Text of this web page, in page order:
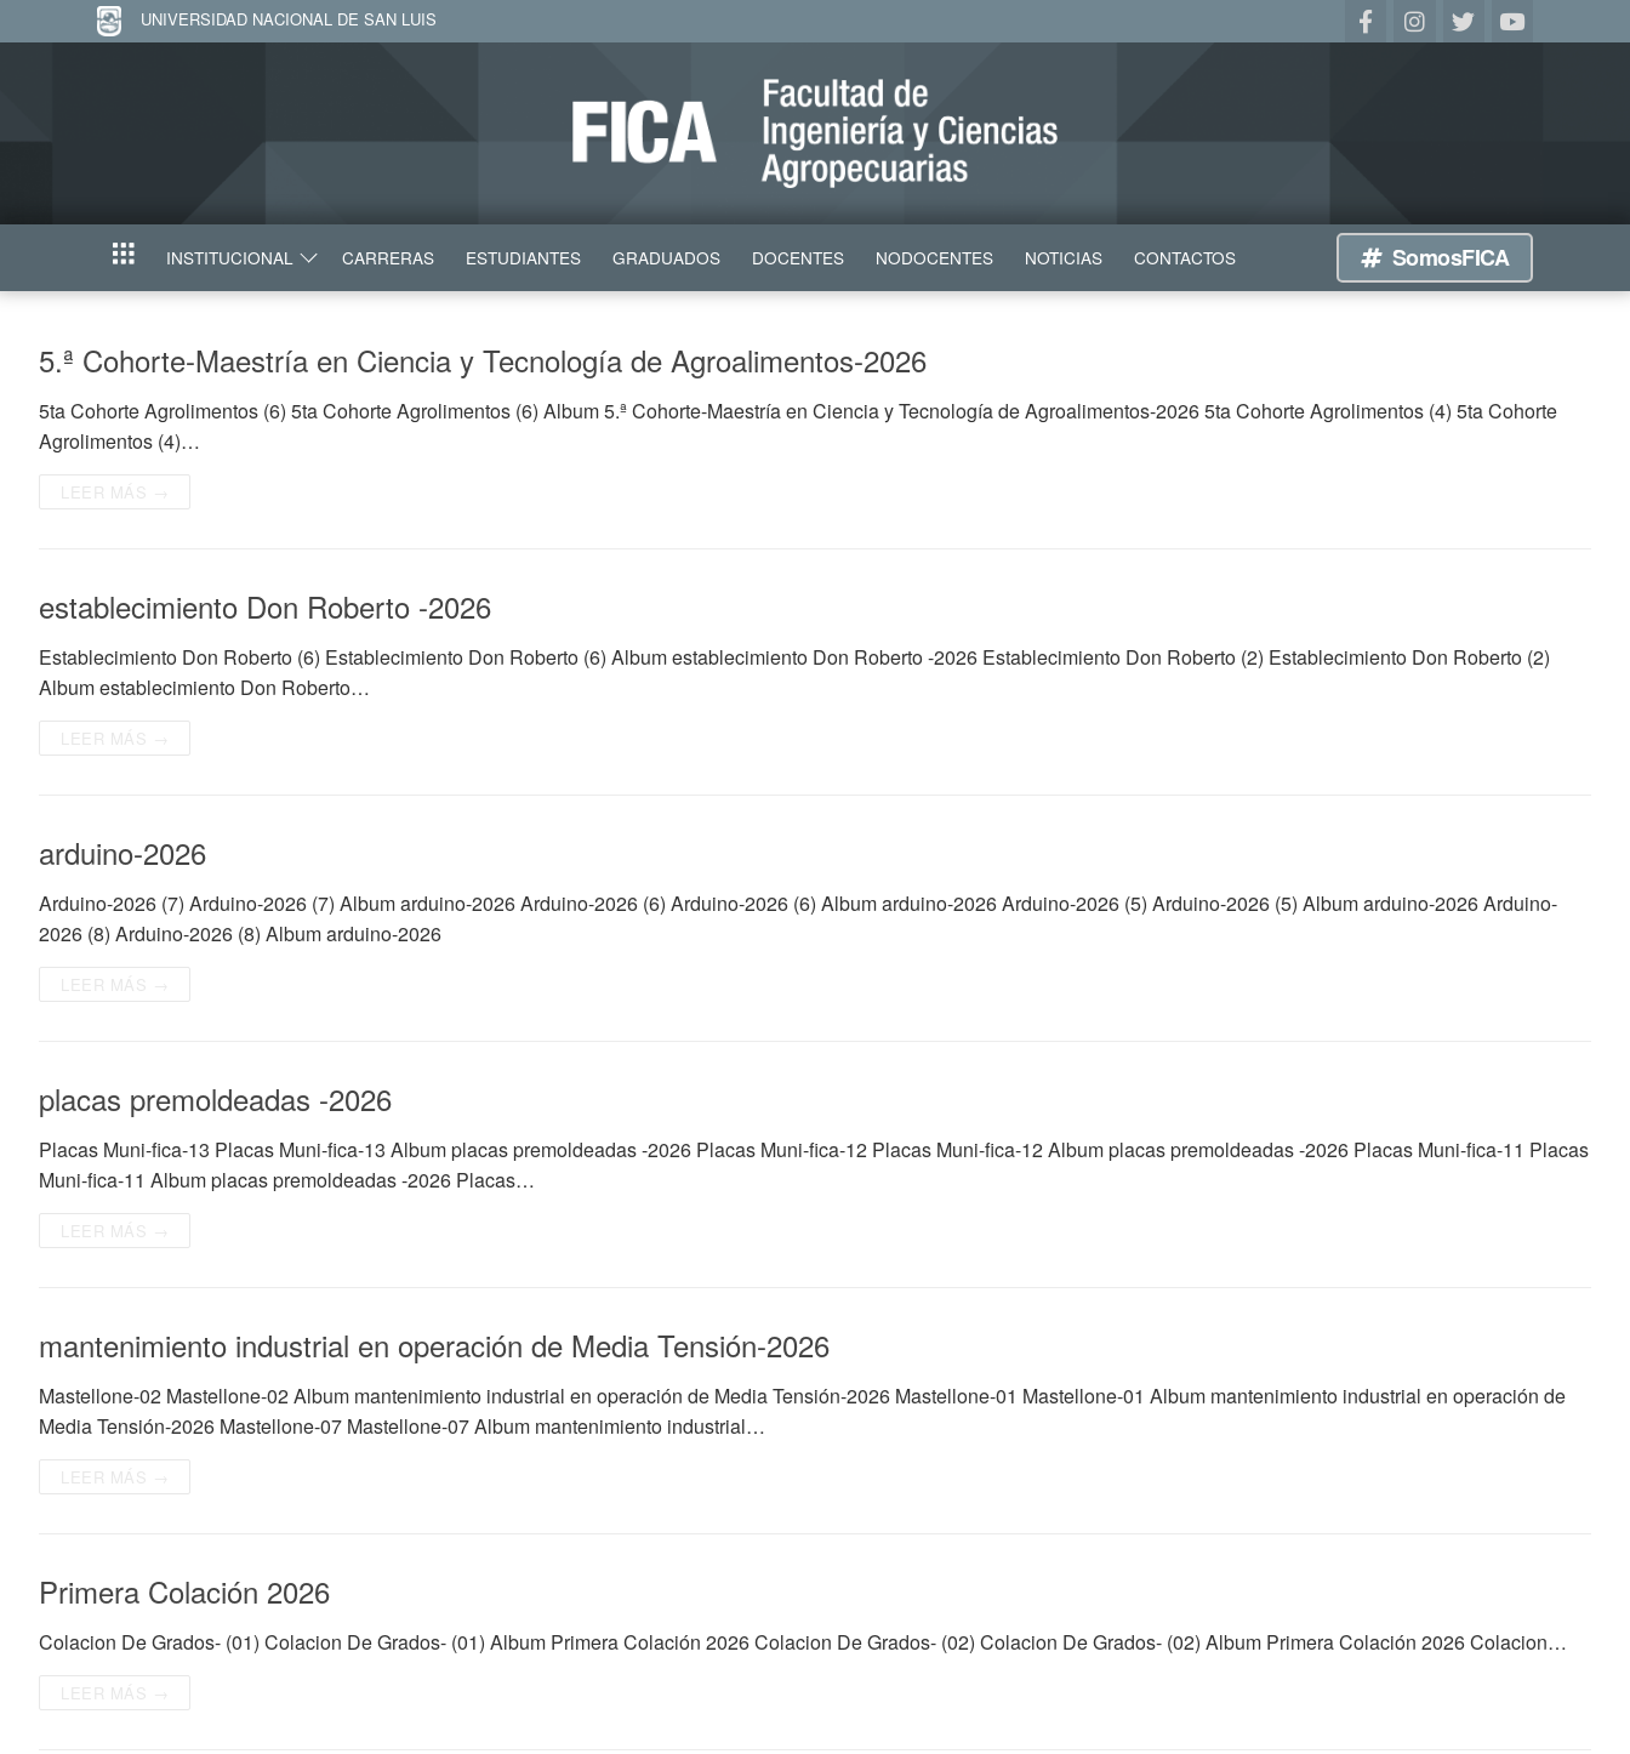
UNIVERSIDAD NACIONAL DE SAN LUIS
INICIO INSTITUCIONAL CARRERAS ESTUDIANTES GRADUADOS DOCENTES NODOCENTES NOTICIAS CONTACTOS SomosFICA
5.ª Cohorte-Maestría en Ciencia y Tecnología de Agroalimentos-2026
5ta Cohorte Agrolimentos (6) 5ta Cohorte Agrolimentos (6) Album 5.ª Cohorte-Maestría en Ciencia y Tecnología de Agroalimentos-2026 5ta Cohorte Agrolimentos (4) 5ta Cohorte
Agrolimentos (4)…
establecimiento Don Roberto -2026
Establecimiento Don Roberto (6) Establecimiento Don Roberto (6) Album establecimiento Don Roberto -2026 Establecimiento Don Roberto (2) Establecimiento Don Roberto (2)
Album establecimiento Don Roberto…
arduino-2026
Arduino-2026 (7) Arduino-2026 (7) Album arduino-2026 Arduino-2026 (6) Arduino-2026 (6) Album arduino-2026 Arduino-2026 (5) Arduino-2026 (5) Album arduino-2026 Arduino-
2026 (8) Arduino-2026 (8) Album arduino-2026
placas premoldeadas -2026
Placas Muni-fica-13 Placas Muni-fica-13 Album placas premoldeadas -2026 Placas Muni-fica-12 Placas Muni-fica-12 Album placas premoldeadas -2026 Placas Muni-fica-11 Placas
Muni-fica-11 Album placas premoldeadas -2026 Placas…
mantenimiento industrial en operación de Media Tensión-2026
Mastellone-02 Mastellone-02 Album mantenimiento industrial en operación de Media Tensión-2026 Mastellone-01 Mastellone-01 Album mantenimiento industrial en operación de
Media Tensión-2026 Mastellone-07 Mastellone-07 Album mantenimiento industrial…
Primera Colación 2026
Colacion De Grados- (01) Colacion De Grados- (01) Album Primera Colación 2026 Colacion De Grados- (02) Colacion De Grados- (02) Album Primera Colación 2026 Colacion…